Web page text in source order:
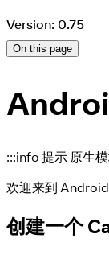
Version: 0.75
On this page
:::info 提示 原生
欢迎来到
创建一个